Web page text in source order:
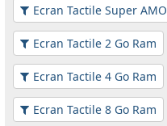
Ecran Tactile Super
Ecran Tactile 2 Go Ram
Ecran Tactile 4 Go Ram
Ecran Tactile 8 Go Ram